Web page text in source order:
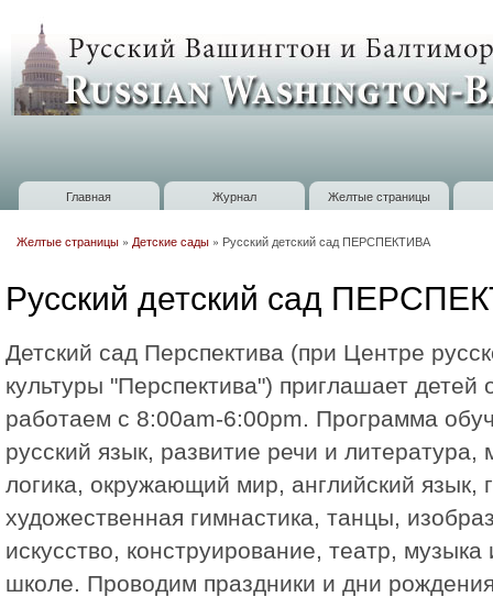
Russian
Washington
Baltimore
Главное меню
Главная Журнал Желтые страницы
Желтые страницы » Детские сады » Русский детский сад ПЕРСПЕКТИВА
Русский детский сад
Детский сад Перспектива (при Центре
культуры "Перспектива") приглашает
работаем с 8:00am-6:00pm. Программа
русский язык, развитие речи и литература,
логика, окружающий мир, английский язык,
художественная гимнастика, танцы,
искусство, конструирование, театр, музыка
школе. Проводим праздники и дни